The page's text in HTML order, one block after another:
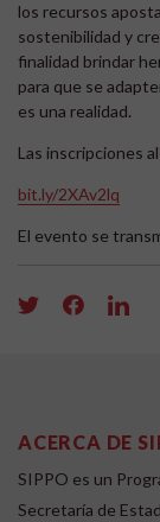
los recursos
sostenibilidad y
finalidad brindar
para que se
es una realidad.
Las inscripciones
bit.ly/2XAv2lq
El evento se
ACERCA DE
SIPPO es un
Secretaría de